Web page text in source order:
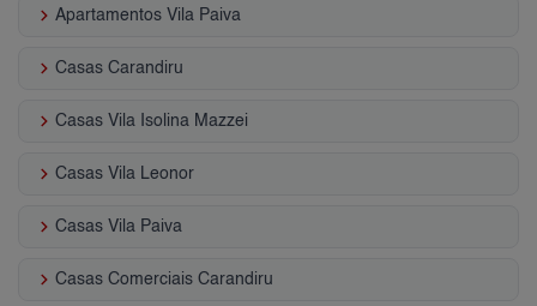
keyboard_arrow_right Apartamentos Vila Paiva
keyboard_arrow_right Casas Carandiru
keyboard_arrow_right Casas Vila Isolina Mazzei
keyboard_arrow_right Casas Vila Leonor
keyboard_arrow_right Casas Vila Paiva
keyboard_arrow_right Casas Comerciais Carandiru